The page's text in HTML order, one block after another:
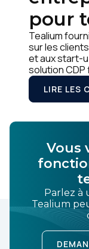
pour
Tealium
sur les
et aux start-
solution
LIRE LES
Vous
Parlez à
Tealium